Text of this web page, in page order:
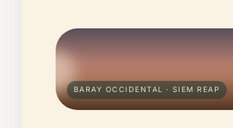
BARAY OCCIDENTAL · SIEM REAP